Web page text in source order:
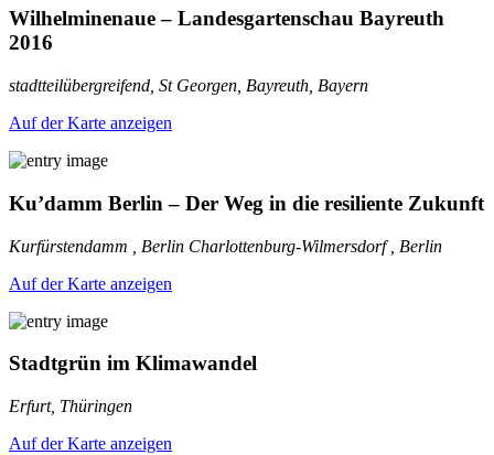
Wilhelminenaue – Landesgartenschau Bayreuth
2016
stadtteilübergreifend, St Georgen, Bayreuth, Bayern
Auf der Karte anzeigen
Ku’damm Berlin – Der Weg in die resiliente Zukunft
Kurfürstendamm , Berlin Charlottenburg-Wilmersdorf , Berlin
Auf der Karte anzeigen
Stadtgrün im Klimawandel
Erfurt, Thüringen
Auf der Karte anzeigen